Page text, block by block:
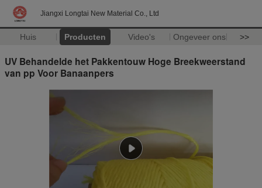
Jiangxi Longtai New Material Co., Ltd
Huis Producten Video's Ongeveer ons >>
UV Behandelde het Pakkentouw Hoge Breekweerstand
van pp Voor Banaanpers